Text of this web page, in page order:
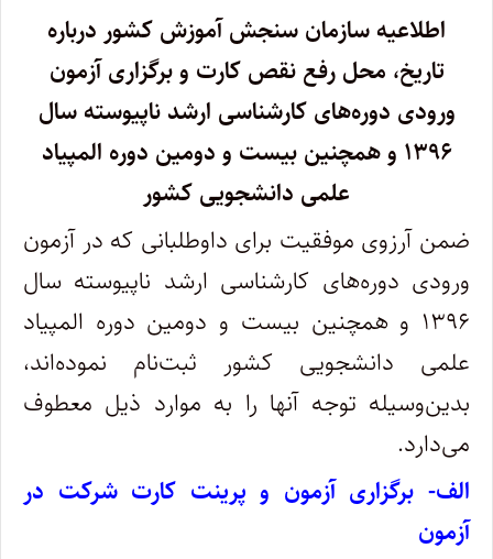
اطلاعیه‌ سازمان‌ سنجش‌ آموزش‌ کشور درباره‌
تاریخ‌، محل‌ رفع نقص کارت و برگزاری‌ آزمون‌
ورودی دوره‌های‌ کارشناسی‌ ارشد ناپیوسته‌ سال
۱۳۹۶ و همچنین‌ بیست و دومین دوره المپیاد
علمی‌ دانشجویی‌ کشور
ضمن‌ آرزوی‌ موفقیت‌ برای‌ داوطلبانی که در آزمون‌
ورودی‌ دوره‌های‌ کارشناسی‌ ارشد ناپیوسته‌ سال
۱۳۹۶ و همچنین‌ بیست و دومین دوره‌ المپیاد
علمی‌ دانشجویی‌ کشور ثبت‌نام‌ نموده‌اند،
بدین‌وسیله‌ توجه‌ آنها را به‌ موارد ذیل‌ معطوف‌
می‌دارد.
الف‌- برگزاری آزمون و پرینت کارت شرکت در
آزمون